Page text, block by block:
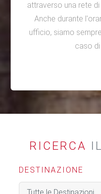
attraverso una rete
Anche durante
ufficio, siamo
caso
RICERCA
DESTINAZIONE